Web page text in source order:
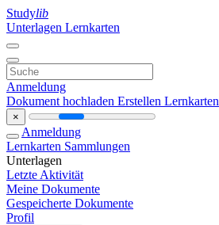
Studylib
Unterlagen Lernkarten
Anmeldung
Dokument hochladen Erstellen Lernkarten
×
Anmeldung
Lernkarten Sammlungen
Unterlagen
Letzte Aktivität
Meine Dokumente
Gespeicherte Dokumente
Profil